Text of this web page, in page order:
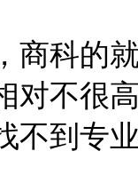
科的就
对不很
不到专